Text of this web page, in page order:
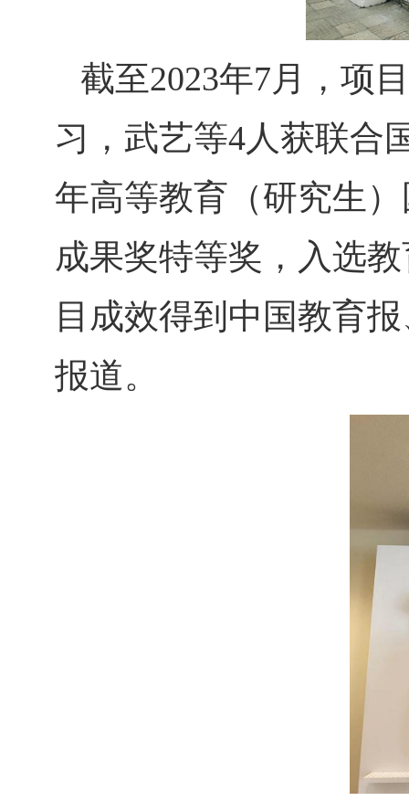
截至2023年7月，项
习，武艺等4人获联合
年高等教育（研究生
成果奖特等奖，入选
目成效得到中国教育
报道。